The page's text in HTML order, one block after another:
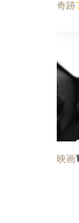
奇跡
映画